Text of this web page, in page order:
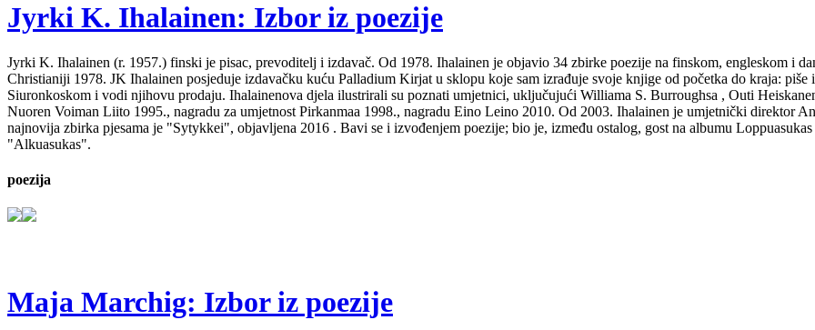
Jyrki K. Ihalainen: Izbor iz poezije
Jyrki K. Ihalainen (r. 1957.) finski je pisac, prevoditelj i izdavač. Od 1978. Ihalainen je objavio 34 zbirke poezije na finskom, engleskom i
Christianiji 1978. JK Ihalainen posjeduje izdavačku kuću Palladium Kirjat u sklopu koje sam izrađuje svoje knjige od početka do kraja:
Siuronkoskom i vodi njihovu prodaju. Ihalainenova djela ilustrirali su poznati umjetnici, uključujući Williama S. Burroughsa , Outi
Nuoren Voiman Liito 1995., nagradu za umjetnost Pirkanmaa 1998., nagradu Eino Leino 2010. Od 2003. Ihalainen je umjetnički direktor
najnovija zbirka pjesama je "Sytykkei", objavljena 2016 . Bavi se i izvođenjem poezije; bio je, između ostalog, gost na albumu
"Alkuasukas".
poezija
Maja Marchig: Izbor iz poezije